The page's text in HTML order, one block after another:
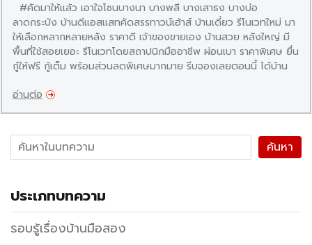
#คัดมาให้แล้ว เอาใจโซนบางนา บางพลี บางเสาธง บางบ่อ
ลาดกระบัง บ้านดีแอสแสทคัดสรรทาวน์เฮ้าส์ บ้านเดี่ยว รีโนเวทใหม่ มา
ให้เลือกหลากหลายหลัง ราคาดี เจ้าของขายเอง บ้านสวย หลังใหญ่ มี
พื้นที่ใช้สอยเยอะ รีโนเวทโดยสถาปนิกมืออาชีพ ผ่อนเบา ราคาพิเศษ ยื่น
กู้ให้ฟรี กู้เต็ม พร้อมส่วนลดพิเศษมากมาย รีบจองเลยตอนนี้ ได้บ้าน
ใหม่ ถนนบางนาตราด ซอยวัดหลวงพ่อโต โครงการโนเบิลพาร์ค สวย
มีสระว่ายน้ำ คลับเฮ้าส์ สนามกีฬา รายละเอียด : ทาวน์เฮ้าส์หลัง
หมู่บ้านชลเทพ สวย ตกแต่งใหม่ทั้งหลัง รายละเอียด : […]
อ่านต่อ
Search for:
ประเภทบทความ
รอบรู้เรื่องบ้านมือสอง